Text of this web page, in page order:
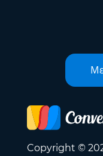
Copyright ©